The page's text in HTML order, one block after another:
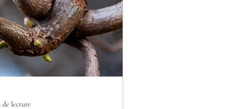
de lecture